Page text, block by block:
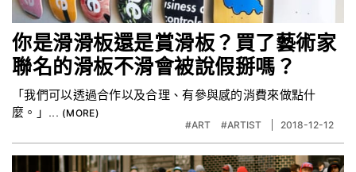
你是滑滑板還是賞滑板？買了藝術家
聯名的滑板不滑會被說假掰嗎？
「我們可以透過合作以及合理、有參與感的消費來做點什
麼。」...
#ART #ARTIST 2018-12-12